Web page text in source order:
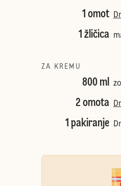
1 omot
1 žličica
ZA KREMU
800 ml
2 omota
1 pakiranje